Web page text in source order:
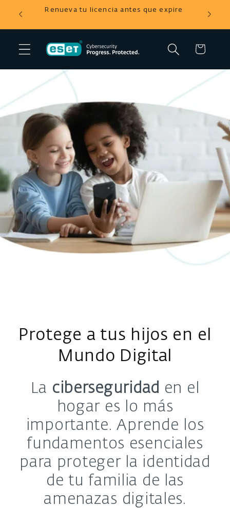
directamenteRenueva tu licencia antes que expire
Carrito
Protege a tus hijos en el
Mundo Digital
La ciberseguridad en el
hogar es lo más
importante. Aprende los
fundamentos esenciales
para proteger la identidad
de tu familia de las
amenazas digitales.